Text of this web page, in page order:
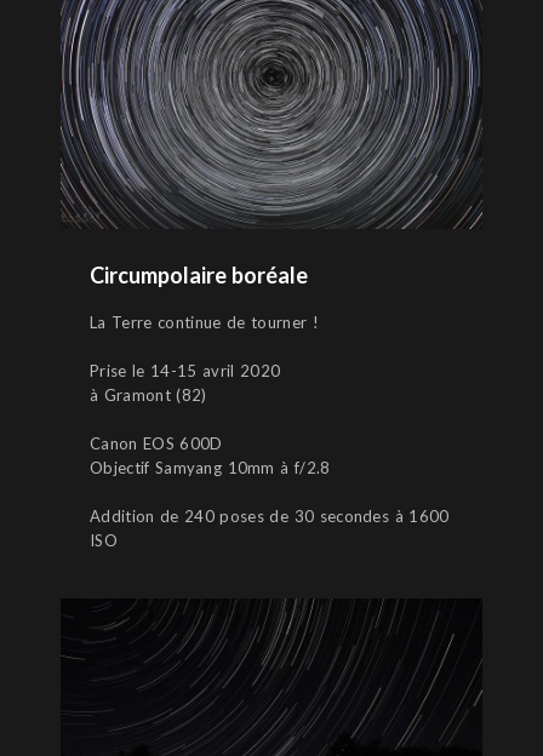
Circumpolaire boréale
La Terre continue de tourner !
Prise le 14-15 avril 2020
à Gramont (82)
Canon EOS 600D
Objectif Samyang 10mm à f/2.8
Addition de 240 poses de 30 secondes à 1600
ISO